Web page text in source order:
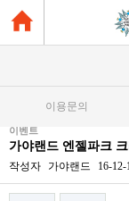
이용문의
이벤트
가야랜드 엔젤파크
작성자 가야랜드 16-12-